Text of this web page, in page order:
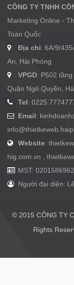
CÔNG TY TNHH
Marketing Online -
Toàn Quốc
Địa chỉ: 6A/9/
An, Hải Phòng
VPGD: P502
Quận Ngô Quyền,
Tel:
Email:
Website:
hig.com.vn ,
MST:
Người đại diện:
© 2015 CÔNG TY
Rights